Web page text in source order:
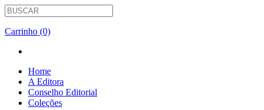
Carrinho (0)
Home
A Editora
Conselho Editorial
Coleções